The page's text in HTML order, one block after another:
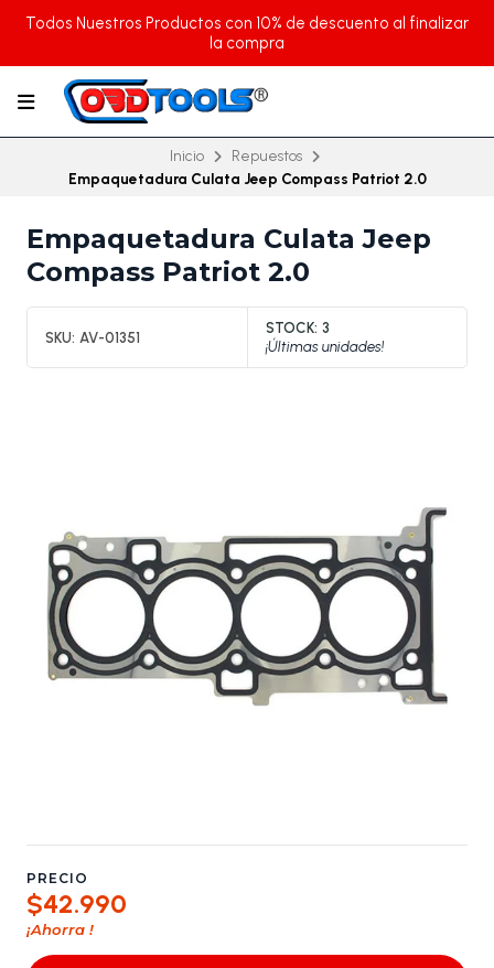
Todos Nuestros Productos con 10% de descuento al finalizar
la compra
Inicio
Repuestos
Empaquetadura Culata Jeep Compass Patriot 2.0
Empaquetadura Culata Jeep
Compass Patriot 2.0
SKU: AV-01351
STOCK: 3
¡Últimas unidades!
PRECIO
$42.990
¡Ahorra !